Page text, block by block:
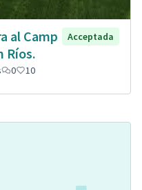
al Camp
Ríos.
Acceptada
0 10